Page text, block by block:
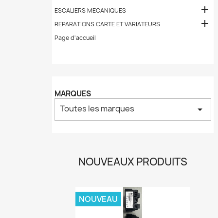
ESCALIERS MECANIQUES 
REPARATIONS CARTE ET VARIATEURS 
Page d'accueil
MARQUES
Toutes les marques arrow_drop_down
NOUVEAUX PRODUITS
NOUVEAU